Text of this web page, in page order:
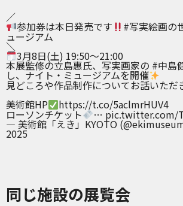
／
参加券は本日発売です #写実絵画の
ュージアム
＼
3月8日(土) 19:50～21:00
本展監修の立島惠氏、写実画家の #中島
し、ナイト・ミュージアムを開催
見どころや作品制作についてお話いただ
美術館HP
https://t.co/5aclmrHUV4
ローソンチケット … pic.twitter.com/
— 美術館「えき」KYOTO
2025
同じ施設の展覧会